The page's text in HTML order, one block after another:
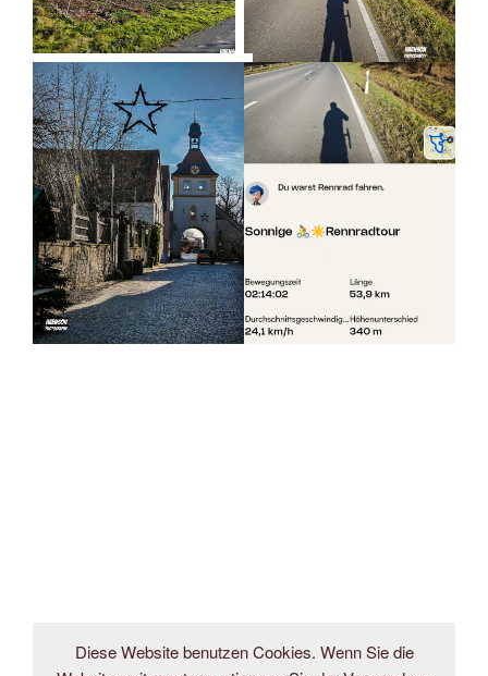
Diese Website benutzen Cookies. Wenn Sie die